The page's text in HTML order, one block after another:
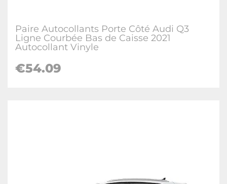
Paire Autocollants Porte Côté Audi Q3
Ligne Courbée Bas de Caisse 2021
Autocollant Vinyle
€54.09